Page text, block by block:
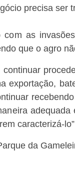
precisa ser
as
que o agro
exportação,
caracterizá-
da